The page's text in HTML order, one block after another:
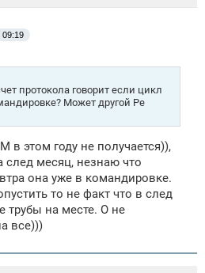
09:19
протокола говорит если цикл
Может другой Ре
в этом году не получается)),
след месяц, незнаю что
она уже в командировке.
то не факт что в след
трубы на месте. О не
все)))